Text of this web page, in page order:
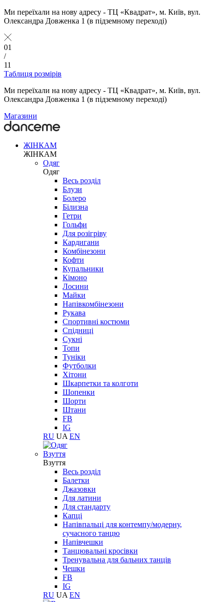
Ми переїхали на нову адресу - ТЦ «Квадрат», м. Київ, вул.
Олександра Довженка 1 (в підземному переході)
01
/
11
Таблиця розмірів
Ми переїхали на нову адресу - ТЦ «Квадрат», м. Київ, вул.
Олександра Довженка 1 (в підземному переході)
Магазини
ЖІНКАМ
ЖІНКАМ
Одяг
Одяг
Весь розділ
Блузи
Болеро
Білизна
Гетри
Гольфи
Для розігріву
Кардигани
Комбінезони
Кофти
Купальники
Кімоно
Лосини
Майки
Напівкомбінезони
Рукава
Спортивні костюми
Спідниці
Сукні
Топи
Туніки
Футболки
Хітони
Шкарпетки та колготи
Шопенки
Шорти
Штани
FB
IG
RU UA EN
Взуття
Взуття
Весь розділ
Балетки
Джазовки
Для латини
Для стандарту
Капці
Напівпальці для контемпу/модерну,
сучасного танцю
Напівчешки
Танцювальні кросівки
Тренувальна для бальних танців
Чешки
FB
IG
RU UA EN